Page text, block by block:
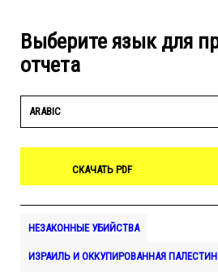
Выберите язык для
отчета
ARABIC
СКАЧАТЬ PDF
НЕЗАКОННЫЕ УБИЙСТВА
ИЗРАИЛЬ И ОККУПИРОВАННАЯ